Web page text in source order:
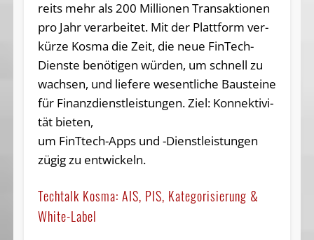
reits mehr als 200 Mil­lio­nen Trans­ak­tio­nen
pro Jahr ver­ar­bei­tet. Mit der Platt­form ver­
kür­ze Kos­ma die Zeit, die neue Fin­Tech-
Diens­te be­nö­ti­gen wür­den, um schnell zu
wach­sen, und lie­fe­re we­sent­li­che Bau­stei­ne
für Fi­nanz­dienst­leis­tun­gen. Ziel: Kon­nek­ti­vi­
tät bieten,
um FinTtech-Apps und -Dienst­leis­tun­gen
zü­gig zu entwickeln.
Techtalk Kosma: AIS, PIS, Kategorisierung &
White-Label